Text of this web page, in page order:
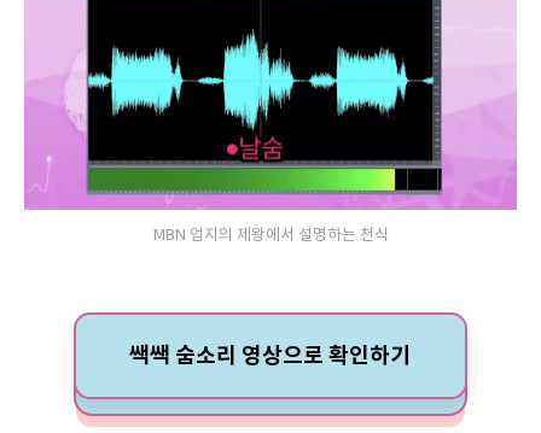
MBN 엄지의 제왕에서 설명하는 천식
쌕쌕 숨소리 영상으로 확인하기